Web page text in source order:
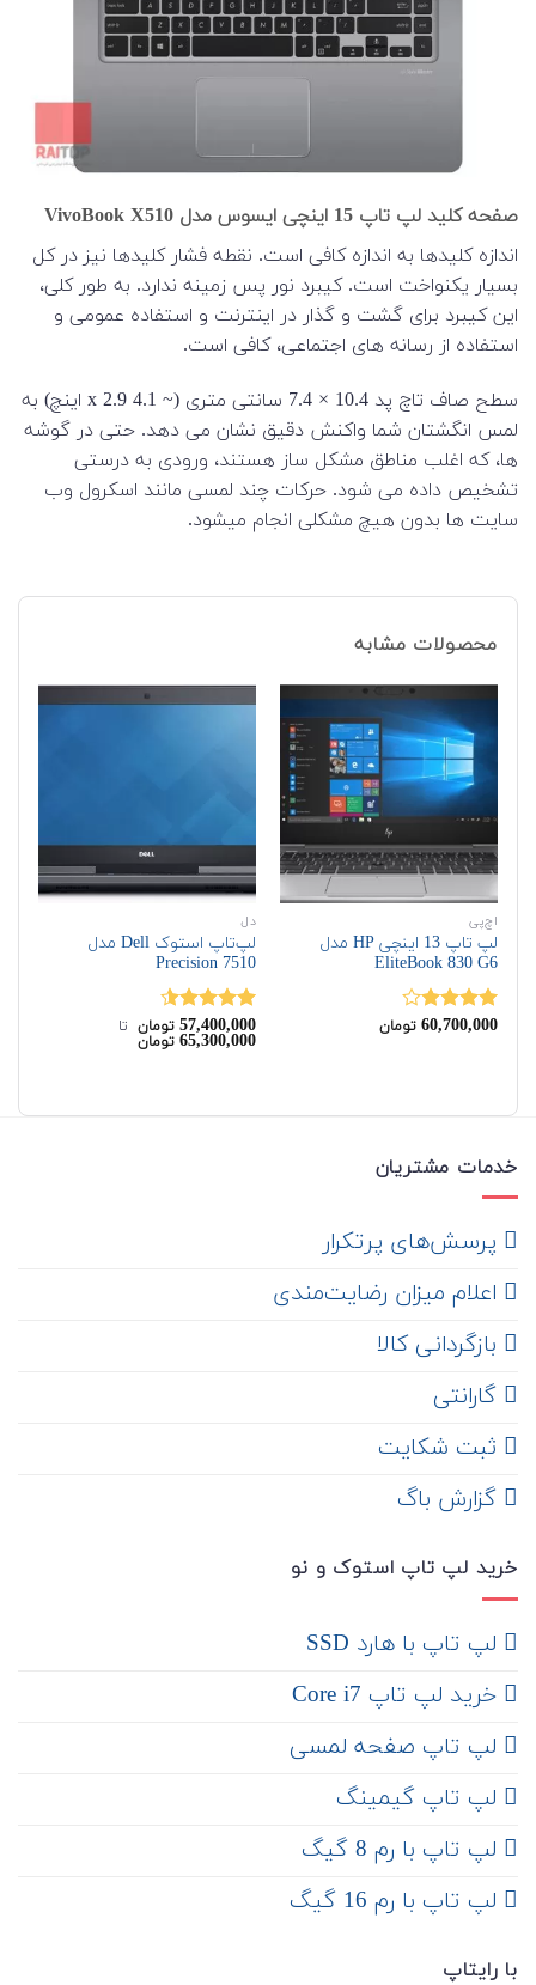
صفحه کلید لپ تاپ 15 اینچی ایسوس مدل VivoBook X510
اندازه کلیدها به اندازه کافی است. نقطه فشار کلیدها نیز در کل
بسیار یکنواخت است. کیبرد نور پس زمینه ندارد. به طور کلی،
این کیبرد برای گشت و گذار در اینترنت و استفاده عمومی و
استفاده از رسانه های اجتماعی، کافی است.
سطح صاف تاچ پد 10.4 × 7.4 سانتی متری (~ 4.1 x 2.9 اینچ) به
لمس انگشتان شما واکنش دقیق نشان می دهد. حتی در گوشه
ها، که اغلب مناطق مشکل ساز هستند، ورودی به درستی
تشخیص داده می شود. حرکات چند لمسی مانند اسکرول وب
سایت ها بدون هیچ مشکلی انجام میشود.
محصولات مشابه
اچ‌پی
لپ تاپ 13 اینچی HP مدل
EliteBook 830 G6
نمره
60,700,000 تومان
دل
لپ‌تاپ استوک Dell مدل
Precision 7510
نمره4.50
از 5
57,400,000 تومان‌ تا ‌
65,300,000 تومان
خدمات مشتریان
‌ پرسش‌های پرتکرار
اعلام میزان رضایت‌مندی
‌ بازگردانی کالا
گارانتی
ثبت شکایت
‌ گزارش باگ
خرید لپ تاپ استوک و نو
لپ تاپ با هارد SSD
خرید لپ تاپ Core i7
لپ تاپ صفحه لمسی
لپ تاپ گیمینگ
لپ تاپ با رم 8 گیگ
لپ تاپ با رم 16 گیگ
با رایتاپ